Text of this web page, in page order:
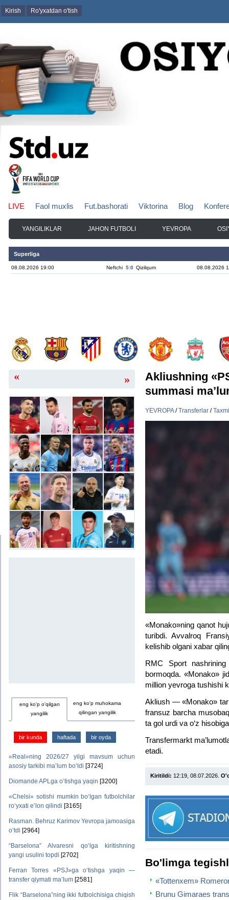
Kirish Ro'yxatdan o'tish
LIVE Faol muxlis Fut.bashorati Viktorina Blog
YANGILIKLAR JAHON FUTBOLI YEVROPA
Superliga
08.08.2026 19:00 Neftchi 5:0 Qizilqum 08.08.2026
« »
eng ko'p o'qilgan
yangilik
eng ko'p muhokama
qilingan yangilik
bir kunda haftada bir oyda
«Real»ning 2026/27 yilgi mavsum uchun
asosiy tarkibi ma’lum bo‘ldi [3724]
Diomande APLga o‘tishga yaqin [3200]
«Chelsi» sotishi mumkin bo‘lgan futbolchilar
ro‘yxati e’lon qilindi [3165]
Rasman. Behruz Karimov Yevropa jamoasiga
o‘tdi [2964]
“Barselona” Alvaresni qo‘lga kiritishning
yangi usulini topdi [2702]
Ferran Torres «PSJ»ga o‘tishga yaqin —
transfer qiymati ma’lum [2581]
Flik “Barselona”ning ikki futbolchisiga chiqish
Akliushning
summasi
YEVROPA/Transferlar /
«Monako»ning qanot
turibdi. Avvalroq
kelishib olgani xabar
RMC Sport
bormoqda. «Monako»
million yevroga tushishi
Akliush — «Monako»
fransuz barcha
ta gol urdi va o‘z
Transfermarkt
etadi.
Kiritildi: 12:19, 08.07.2026.
Bo'limga
«Tottenxem»
Brunu Gimaraes